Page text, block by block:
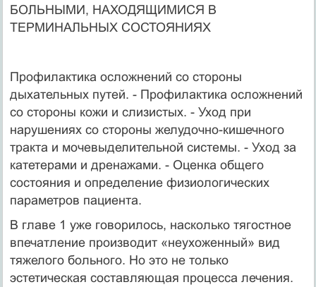
БОЛЬНЫМИ, НАХОДЯЩИМИСЯ В
ТЕРМИНАЛЬНЫХ СОСТОЯНИЯХ
Профилактика осложнений со стороны
дыхательных путей. - Профилактика осложнений
со стороны кожи и слизистых. - Уход при
нарушениях со стороны желудочно-кишечного
тракта и мочевыделительной системы. - Уход за
катетерами и дренажами. - Оценка общего
состояния и определение физиологических
параметров пациента.
В главе 1 уже говорилось, насколько тягостное
впечатление производит «неухоженный» вид
тяжелого больного. Но это не только
эстетическая составляющая процесса лечения.